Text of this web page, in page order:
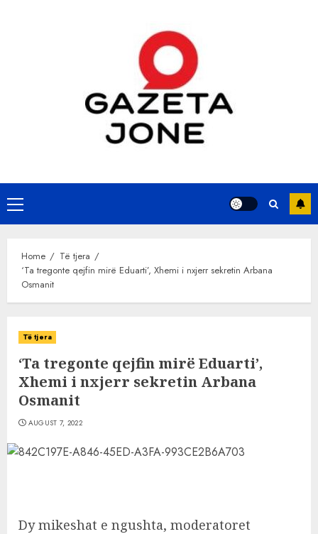
Primary
Menu
Home
Të tjera
‘Ta tregonte qejfin mirë Eduarti’, Xhemi i nxjerr sekretin Arbana
Osmanit
Të tjera
‘Ta tregonte qejfin mirë Eduarti’,
Xhemi i nxjerr sekretin Arbana
Osmanit
AUGUST 7, 2022
Dy mikeshat e ngushta, moderatoret